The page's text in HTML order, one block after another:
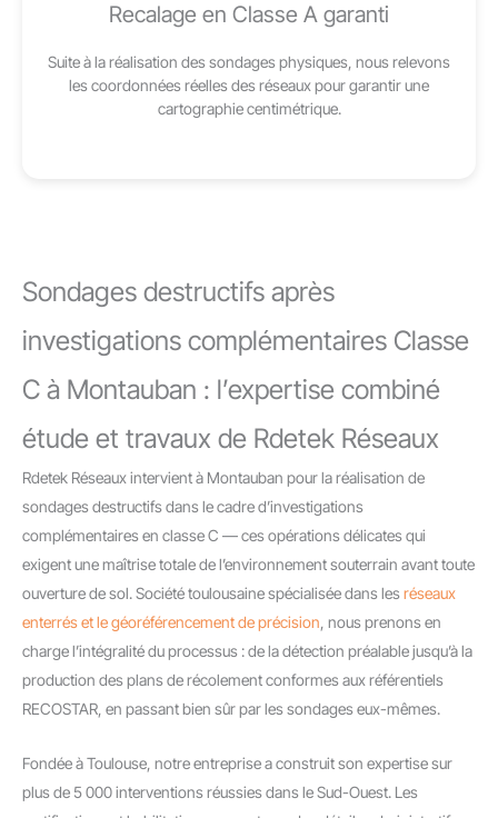
Recalage en Classe A garanti
Suite à la réalisation des sondages physiques, nous relevons
les coordonnées réelles des réseaux pour garantir une
cartographie centimétrique.
Sondages destructifs après
investigations complémentaires Classe
C à Montauban : l’expertise combiné
étude et travaux de Rdetek Réseaux
Rdetek Réseaux intervient à Montauban pour la réalisation de
sondages destructifs dans le cadre d’investigations
complémentaires en classe C — ces opérations délicates qui
exigent une maîtrise totale de l’environnement souterrain avant toute
ouverture de sol. Société toulousaine spécialisée dans lesréseaux
enterrés et le géoréférencement de précision , nous prenons en
charge l’intégralité du processus : de la détection préalable jusqu’à la
production des plans de récolement conformes aux référentiels
RECOSTAR, en passant bien sûr par les sondages eux-mêmes.
Fondée à Toulouse, notre entreprise a construit son expertise sur
plus de 5 000 interventions réussies dans le Sud-Ouest. Les